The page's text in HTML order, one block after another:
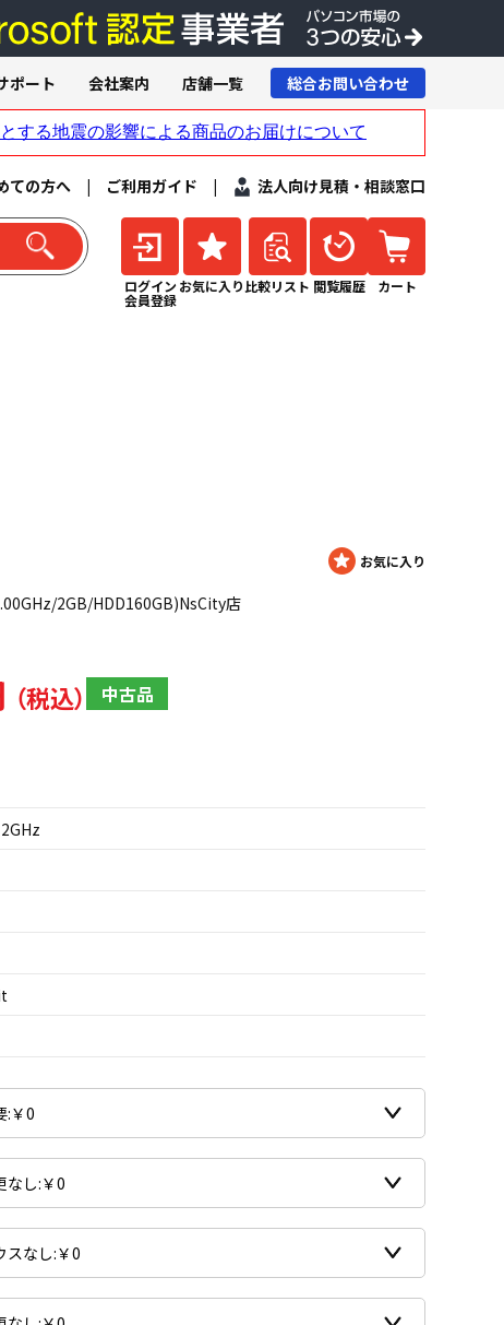
ての方へ | ご利用ガイド | 法人向け見積・相談窓口
ログイン
会員登録
お気に入り 比較リスト 閲覧履歴 カート
ポート 会社案内 店舗一覧 総合お問い合わせ
2GB/HDD160GB)NsCity店
中古品